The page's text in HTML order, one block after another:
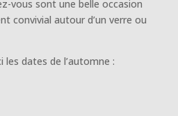
vous sont une belle occasion
convivial autour d’un verre ou
les dates de l’automne :